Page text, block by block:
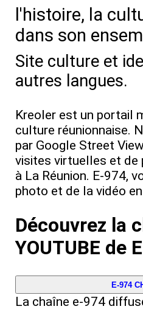
l'histoire, la
dans son
Site culture et
autres langues.
Kreoler est un portail
culture réunionnaise.
par Google Street
visites virtuelles et de
à La Réunion. E‑974,
photo et de la vidéo
Découvrez la
YOUTUBE de
E-974
La chaîne e‑974